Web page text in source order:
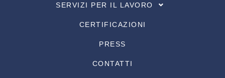
SERVIZI PER IL LAVORO
CERTIFICAZIONI
PRESS
CONTATTI